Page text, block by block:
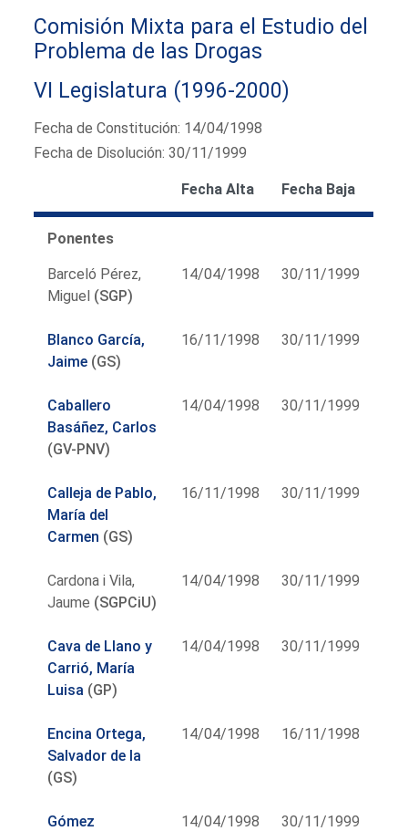
Comisión Mixta para el Estudio del
Problema de las Drogas
VI Legislatura (1996-2000)
Fecha de Constitución: 14/04/1998
Fecha de Disolución: 30/11/1999
Fecha Alta Fecha Baja
Ponentes
Barceló Pérez,
Miguel (SGP)
14/04/1998 30/11/1999
Blanco García,
Jaime (GS)
16/11/1998 30/11/1999
Caballero
Basáñez, Carlos
(GV-PNV)
14/04/1998 30/11/1999
Calleja de Pablo,
María del
Carmen (GS)
16/11/1998 30/11/1999
Cardona i Vila,
Jaume (SGPCiU)
14/04/1998 30/11/1999
Cava de Llano y
Carrió, María
Luisa (GP)
14/04/1998 30/11/1999
Encina Ortega,
Salvador de la
(GS)
14/04/1998 16/11/1998
Gómez
14/04/1998 30/11/1999